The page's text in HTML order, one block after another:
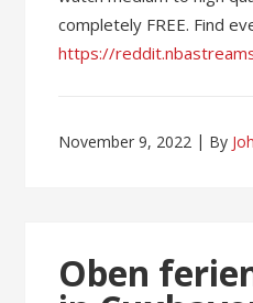
completely FREE. Find
https://
November 9, 2022 By
Oben